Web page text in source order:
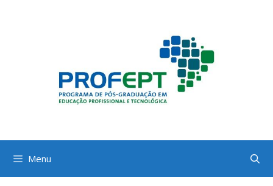
Menu